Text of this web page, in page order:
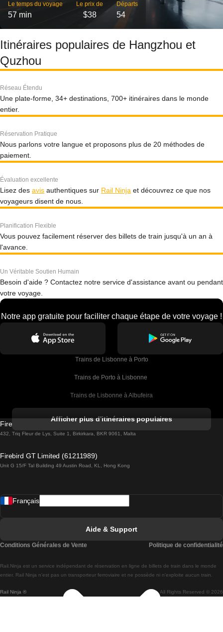
Le temps du voyage
57 min
Le prix de
$38
Départs
54
Itinéraires populaires de Hangzhou et
Quzhou
Réseau Étendu
Une plate-forme, 34+ destinations, 700+ itinéraires dans le monde
entier.
Réservation Pratique
Nous parlons votre langue et proposons plus de 20 méthodes de
paiement.
Évaluation excellente
Lisez des avis authentiques sur Rail Ninja et découvrez ce que nos
voyageurs disent de nous.
Planification Flexible
Vous pouvez facilement réserver des billets de train jusqu'à un an à
l'avance.
Un Véritable Soutien Humain
Besoin d'aide ? Contactez notre service d'assistance avant ou pendant
votre voyage.
Notre app gratuite pour faciliter chaque étape de votre voyage !
Trains de Lisbonne à Porto
Trains de Porto à Lisbonne
Trains de Lisbonne à Albufeira
Trains de Lisbonne à Lagos
Trains de Lisbonne à Madrid
Trains de Lisbonne à Braga
Trains de Braga à Lisbonne
Afficher plus d'itinéraires populaires
Firebird GT Limited (OC 1451)
432, Triq Fleur de Lys, Suite 1, Birkirkara, BKR 9061, Malta
Firebird GT Limited (61211989)
Unit G 15/F Tal Building 49 Austin Road, KL, Hong Kong
Rail Ninja ® All Rights Reserved © 2026
Rail.Ninja est un service indépendant de réservation en ligne de billets de train dans le monde
entier. Rail Ninja n'est pas un transporteur ferroviaire et ne possède ni n'exploite aucun train.
Français
Aide & Support
Conditions Générales de Vente Politique de confidentialité